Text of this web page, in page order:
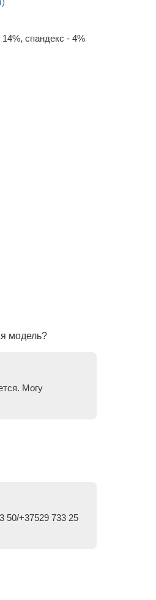
спандекс - 4%
модель?
Могу
50/+37529 733 25